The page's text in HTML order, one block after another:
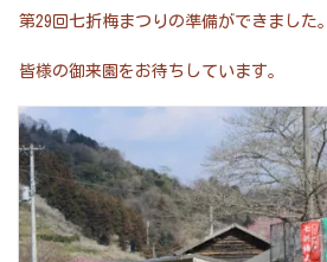
第29回七折梅まつりの準備ができました。
皆様の御来園をお待ちしています。